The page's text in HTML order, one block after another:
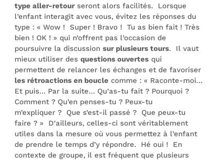
type aller-retourseront alors facilités. Lorsque
l’enfant interagit avec vous, évitez les réponses du
type : « Wow ! Super ! Bravo ! Tu as bien fait ! Très
bien ! OK ! » qui n’offrent pas l’occasion de
poursuivre la discussion sur plusieurs tours. Il vaut
mieux utiliser des questions ouvertes qui
permettent de relancer les échanges et de favoriser
les rétroactions en boucle comme : « Raconte-moi…
Et puis… Par la suite… Qu’as-tu fait ? Pourquoi ?
Comment ? Qu’en penses-tu ? Peux-tu
m’expliquer ? Que s’est-il passé ? Que peux-tu
faire ? » D’ailleurs, celles-ci sont véritablement
utiles dans la mesure où vous permettez à l’enfant
de prendre le temps d’y répondre. Hé oui ! En
contexte de groupe, il est fréquent que plusieurs